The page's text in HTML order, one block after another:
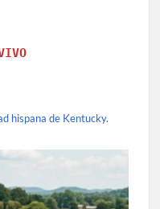
hispana de Kentucky.